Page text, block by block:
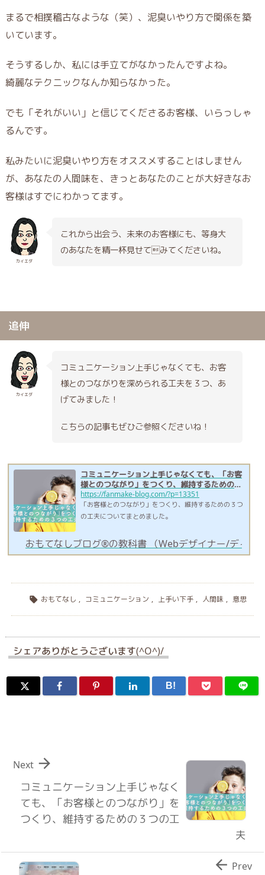
まるで相撲稽古なような（笑）、泥臭いやり方で関係を築
いています。
そうするしか、私には手立てがなかったんですよね。
綺麗なテクニックなんか知らなかった。
でも「それがいい」と信じてくださるお客様、いらっしゃ
るんです。
私みたいに泥臭いやり方をオススメすることはしません
が、あなたの人間味を、きっとあなたのことが大好きなお
客様はすでにわかってます。
カイエダ
これから出会う、未来のお客様にも、等身大
のあなたを精一杯見せてみてくださいね。
追伸
カイエダ
コミュニケーション上手じゃなくても、お客
様とのつながりを深められる工夫を３つ、あ
げてみました！
こちらの記事もぜひご参照くださいね！
コミュニケーション上手じゃなくても、「お客
様とのつながり」をつくり、維持するための３
つの工夫
https://fanmake-blog.com/?p=13351
「お客様とのつながり」をつくり、維持するための３つ
の工夫についてまとめました。
おもてなしブログ®︎の教科書 （Webデザイナー/ディレ
 おもてなし , コミュニケーション , 上手い下手 , 人間味 , 意思
シェアありがとうございます(^O^)/
B!
コミュニケーション上手じゃなく
ても、「お客様とのつながり」を
つくり、維持するための３つの工
夫

Next
 Prev